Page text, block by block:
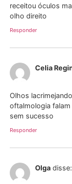
receitou óculos
olho direito
Responder
Celia
Olhos
oftalmologia
sem sucesso
Responder
Olga disse: